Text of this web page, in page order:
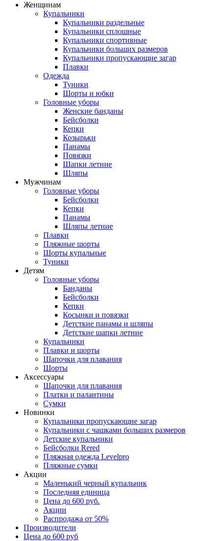
Женщинам
Купальники
Купальники раздельные
Купальники сплошные
Купальники спортивные
Купальники больших размеров
Купальники пропускающие загар
Плавки
Одежда
Туники
Шорты и юбки
Головные уборы
Женские банданы
Бейсболки
Кепки
Козырьки
Панамы
Повязки
Шапки летние
Шляпы
Мужчинам
Головные уборы
Бейсболки
Кепки
Панамы
Шляпы летние
Плавки
Пляжные шорты
Шорты купальные
Туники
Детям
Головные уборы
Банданы
Бейсболки
Кепки
Косынки и повязки
Детсткие панамы и шляпы
Детсткие шапки летние
Купальники
Плавки и шорты
Шапочки для плавания
Шорты
Аксессуары
Шапочки для плавания
Платки и палантины
Сумки
Новинки
Купальники пропускающие загар
Купальники с чашками больших размеров
Детские купальники
Бейсболки Rered
Пляжная одежда Levelpro
Пляжные сумки
Акции
Маленький черный купальник
Последняя единица
Цена до 600 руб.
Акции
Распродажа от 50%
Производители
Цена до 600 руб